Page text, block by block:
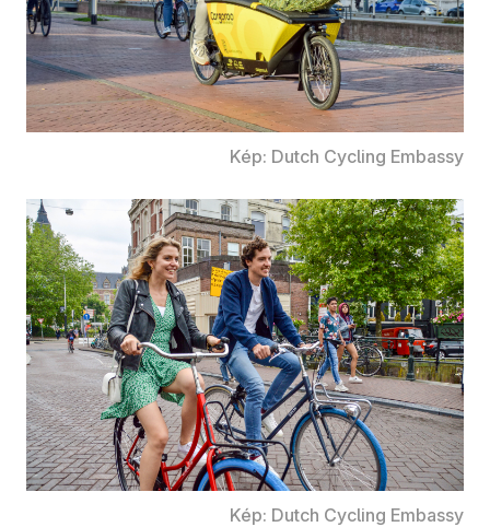
Kép: Dutch Cycling Embassy
Kép: Dutch Cycling Embassy